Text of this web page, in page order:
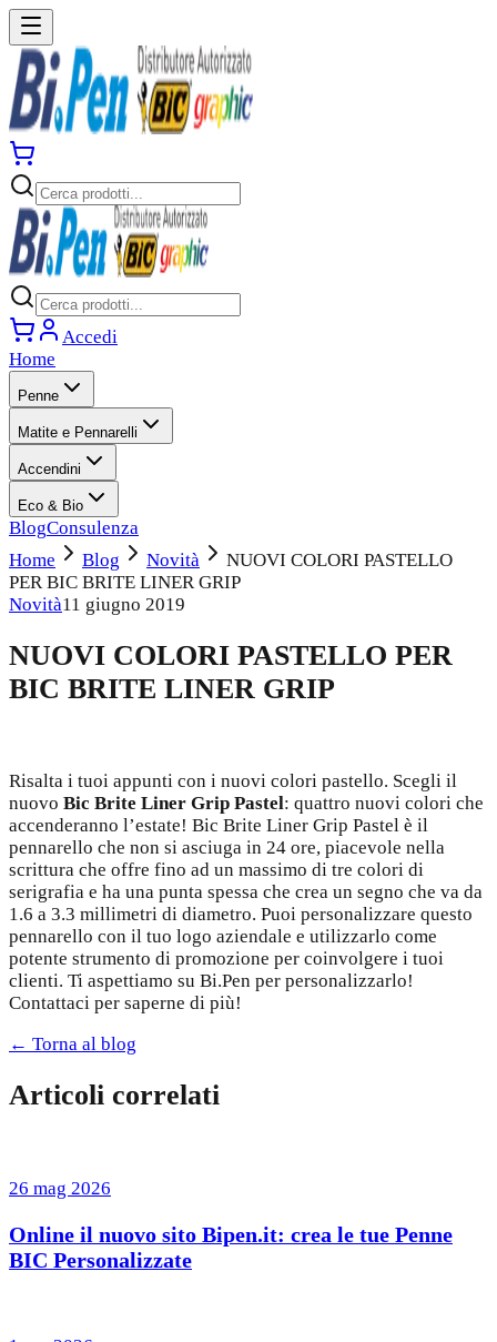
Accedi
Home
Penne
Matite e Pennarelli
Accendini
Eco & Bio
BlogConsulenza
Home
Blog Novità
NUOVI COLORI PASTELLO
PER BIC BRITE LINER GRIP
Novità11 giugno 2019
NUOVI COLORI PASTELLO PER
BIC BRITE LINER GRIP
Risalta i tuoi appunti con i nuovi colori pastello. Scegli il
nuovo Bic Brite Liner Grip Pastel: quattro nuovi colori che
accenderanno l’estate! Bic Brite Liner Grip Pastel è il
pennarello che non si asciuga in 24 ore, piacevole nella
scrittura che offre fino ad un massimo di tre colori di
serigrafia e ha una punta spessa che crea un segno che va da
1.6 a 3.3 millimetri di diametro. Puoi personalizzare questo
pennarello con il tuo logo aziendale e utilizzarlo come
potente strumento di promozione per coinvolgere i tuoi
clienti. Ti aspettiamo su Bi.Pen per personalizzarlo!
Contattaci per saperne di più!
← Torna al blog
Articoli correlati
26 mag 2026
Online il nuovo sito Bipen.it: crea le tue Penne
BIC Personalizzate